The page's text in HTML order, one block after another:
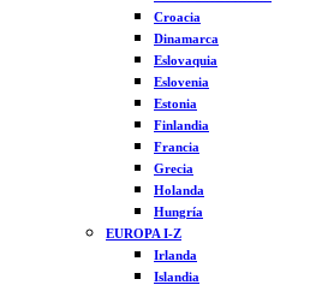
Croacia
Dinamarca
Eslovaquia
Eslovenia
Estonia
Finlandia
Francia
Grecia
Holanda
Hungría
EUROPA I-Z
Irlanda
Islandia